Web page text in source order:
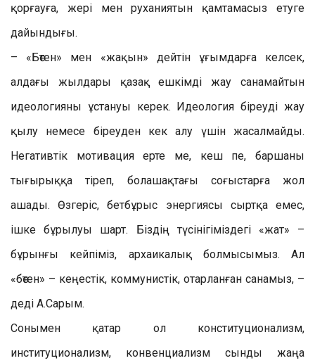
қорғауға, жері мен руханиятын қамтамасыз етуге
дайындығы.
– «Бөтен» мен «жақын» дейтін ұғымдарға келсек,
алдағы жылдары қазақ ешкімді жау санамайтын
идеологияны ұстануы керек. Идеология біреуді жау
қылу немесе біреуден кек алу үшін жасалмайды.
Негативтік мотивация ерте ме, кеш пе, баршаны
тығырыққа тіреп, болашақтағы соғыстарға жол
ашады. Өзгеріс, бетбұрыс энергиясы сыртқа емес,
ішке бұрылуы шарт. Біздің түсінігіміздегі «жат» –
бұрынғы кейпіміз, архаикалық болмысымыз. Ал
«бөтен» – кеңестік, коммунистік, отарланған санамыз, –
деді А.Сарым.
Сонымен қатар ол конституционализм,
институционализм, конвенциализм сынды жаңа